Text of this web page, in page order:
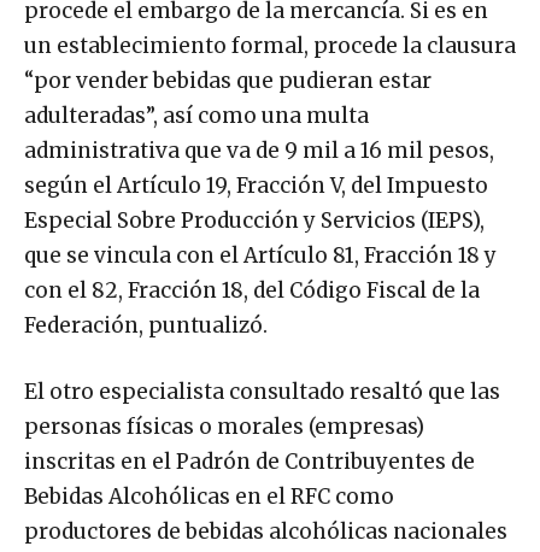
procede el embargo de la mercancía. Si es en
un establecimiento formal, procede la clausura
“por vender bebidas que pudieran estar
adulteradas”, así como una multa
administrativa que va de 9 mil a 16 mil pesos,
según el Artículo 19, Fracción V, del Impuesto
Especial Sobre Producción y Servicios (IEPS),
que se vincula con el Artículo 81, Fracción 18 y
con el 82, Fracción 18, del Código Fiscal de la
Federación, puntualizó.
El otro especialista consultado resaltó que las
personas físicas o morales (empresas)
inscritas en el Padrón de Contribuyentes de
Bebidas Alcohólicas en el RFC como
productores de bebidas alcohólicas nacionales